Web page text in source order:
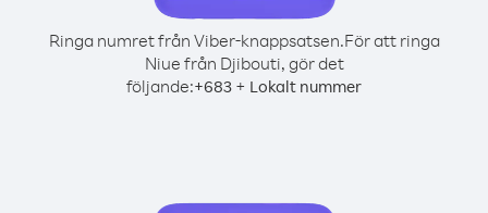
Ringa numret från Viber-knappsatsen.För att ringa
Niue från Djibouti, gör det
följande:+683 + Lokalt nummer